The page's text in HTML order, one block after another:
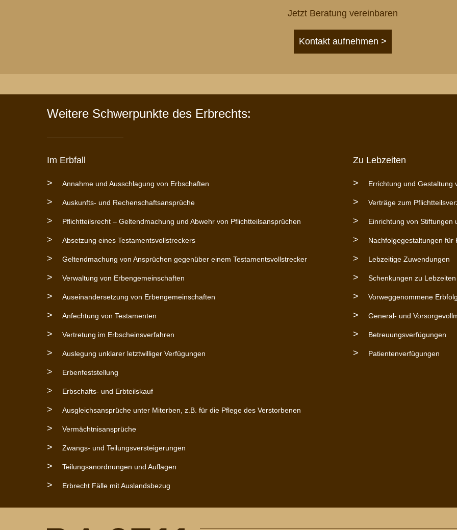
Jetzt Beratung vereinbaren
Kontakt aufnehmen >
Weitere Schwerpunkte des Erbrechts:
Im Erbfall
Annahme und Ausschlagung von Erbschaften
Auskunfts- und Rechenschaftsansprüche
Pflichtteilsrecht – Geltendmachung und Abwehr von Pflichtteilsansprüchen
Absetzung eines Testamentsvollstreckers
Geltendmachung von Ansprüchen gegenüber einem Testamentsvollstrecker
Verwaltung von Erbengemeinschaften
Auseinandersetzung von Erbengemeinschaften
Anfechtung von Testamenten
Vertretung im Erbscheinsverfahren
Auslegung unklarer letztwilliger Verfügungen
Erbenfeststellung
Erbschafts- und Erbteilskauf
Ausgleichsansprüche unter Miterben, z.B. für die Pflege des Verstorbenen
Vermächtnisansprüche
Zwangs- und Teilungsversteigerungen
Teilungsanordnungen und Auflagen
Erbrecht Fälle mit Auslandsbezug
Zu Lebzeiten
Errichtung und Gestaltung
Verträge zum
Einrichtung von Stiftungen
Nachfolgegestaltungen für
Lebzeitige Zuwendungen
Schenkungen zu Lebzeiten
Vorweggenommene
General- und
Betreuungsverfügungen
Patientenverfügungen